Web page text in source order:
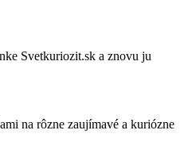
Svetkuriozit.sk a znovu ju
na rôzne zaujímavé a kuriózne